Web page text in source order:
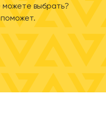
выбрать?